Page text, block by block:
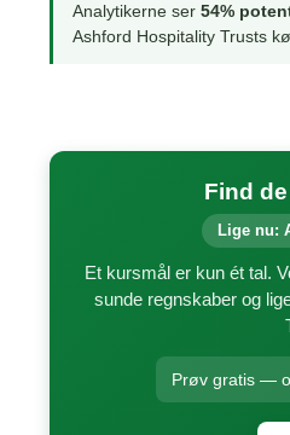
Analytikerne ser 54%
Ashford Hospitality Trusts
Find
Lige nu:
Et kursmål er kun ét tal.
sunde regnskaber og
Prøv gratis —